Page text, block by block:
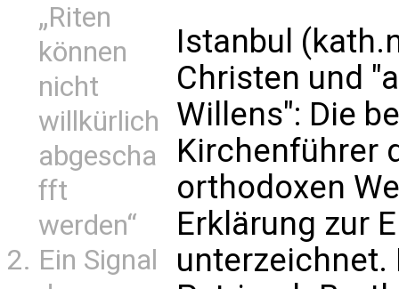
„Riten
können
nicht
willkürlich
abgescha
fft
werden“
Ein Signal
Istanbul
Christen und
Willens": Die
Kirchenführer
orthodoxen
Erklärung zur
unterzeichnet.